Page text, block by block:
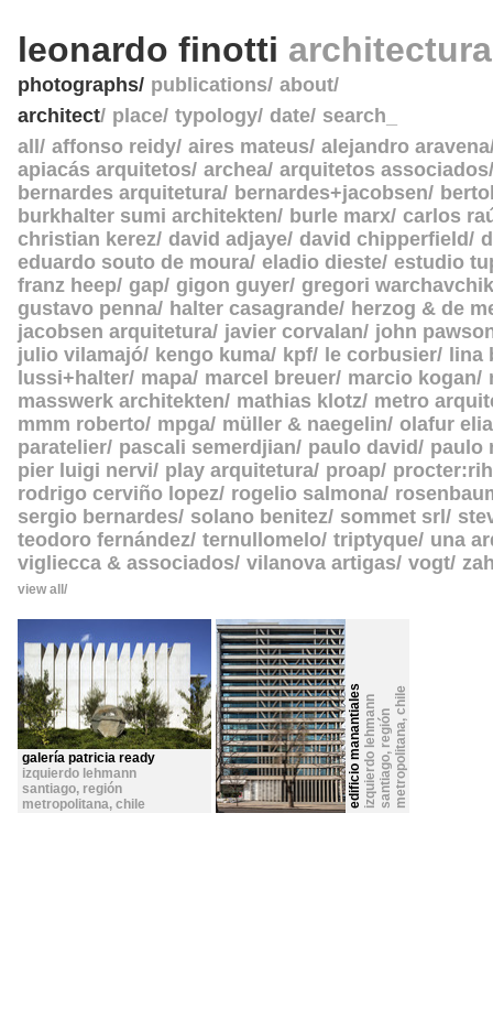
leonardo finotti
photographs publications about
architect place typology date search_
all
affonso reidy aires mateus alejandro aravena
apiacás arquitetos archea arquitetos associados
bernardes arquitetura
bernardes+jacobsen
burkhalter sumi architekten
burle marx carlos
christian kerez david adjaye david chipperfield
eduardo souto de moura eladio dieste estudio
franz heep gap gigon guyer gregori warchavchik
gustavo penna
halter casagrande
herzog & de
jacobsen arquitetura javier corvalan
john
julio vilamajó
kengo kuma kpf le corbusier
lina
lussi+halter mapa marcel breuer marcio kogan
masswerk architekten
mathias klotz metro
mmm roberto mpga müller & naegelin olafur
paratelier pascali semerdjian paulo david
paulo
pier luigi nervi
play arquitetura proap
rodrigo cerviño lopez rogelio salmona
sergio bernardes
solano benitez sommet srl
teodoro fernández ternullomelo triptyque una
vigliecca & associados vilanova artigas vogt
view all
galería patricia ready
izquierdo lehmann
santiago, región
metropolitana, chile edificio manantialesizquierdo lehmanns
a
n
t
i
a
g
o
,
r
e
gi
ó
n
m
e
t
r
o
p
o
l
i
t
a
na
,
chile